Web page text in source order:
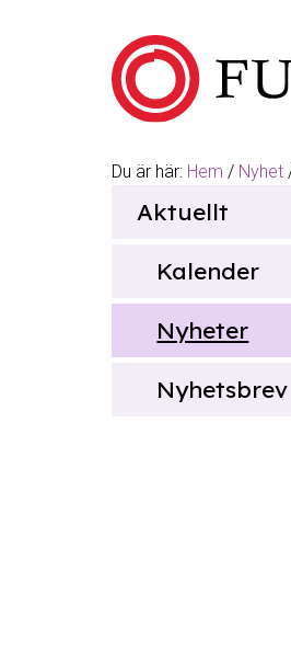
efter
Du är här: Hem / Nyhet
Aktuellt
Kalender
Nyheter
Nyhetsbrev